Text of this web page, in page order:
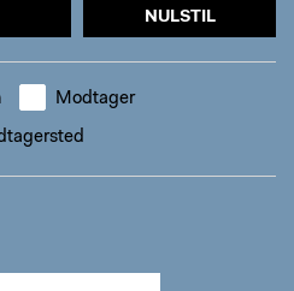
NULSTIL
Modtager